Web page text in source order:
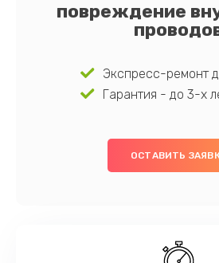
повреждение
Экспресс-ремонт
Гарантия - до 3-х
ОСТАВИТЬ